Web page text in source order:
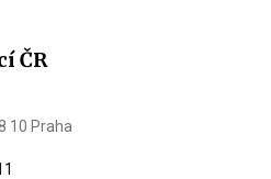
ČR
10 Praha